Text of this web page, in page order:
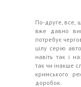
По-друге, все,
вже давно
потребує
цілу серію
навіть так і
так чи інакше
кримського
доробок.